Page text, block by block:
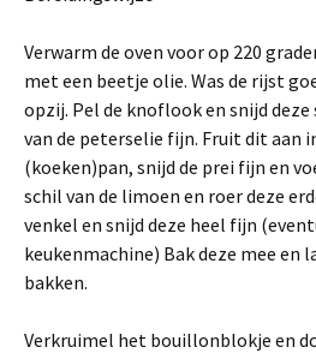
Verwarm de oven voor op 220
met een beetje olie. Was de rijst
opzij. Pel de knoflook en snijd
van de peterselie fijn. Fruit dit aan
(koeken)pan, snijd de prei fijn en
schil van de limoen en roer deze
venkel en snijd deze heel fijn
keukenmachine) Bak deze mee en
bakken.
Verkruimel het bouillonblokje en